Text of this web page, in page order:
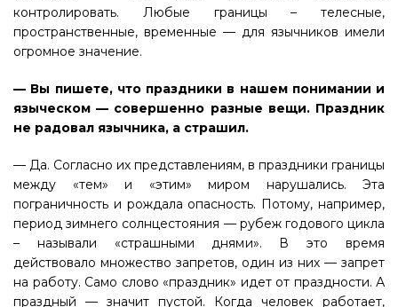
контролировать. Любые границы – телесные,
пространственные, временные — для язычников имели
огромное значение.
— Вы пишете, что праздники в нашем понимании и
языческом — совершенно разные вещи. Праздник
не радовал язычника, а страшил.
— Да. Согласно их представлениям, в праздники границы
между «тем» и «этим» миром нарушались. Эта
пограничность и рождала опасность. Потому, например,
период зимнего солнцестояния — рубеж годового цикла
– называли «страшными днями». В это время
действовало множество запретов, один из них — запрет
на работу. Само слово «праздник» идет от праздности. А
праздный — значит пустой. Когда человек работает,